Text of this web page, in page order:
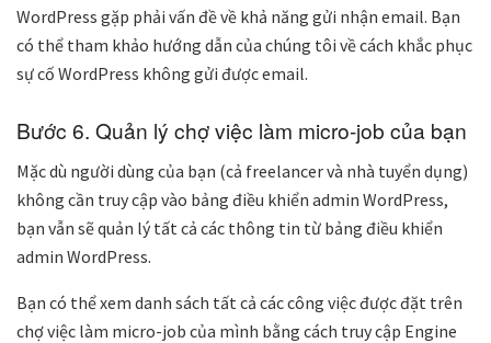
WordPress gặp phải vấn đề về khả năng gửi nhận email. Bạn
có thể tham khảo hướng dẫn của chúng tôi về cách khắc phục
sự cố WordPress không gửi được email.
Bước 6. Quản lý chợ việc làm micro-job của bạn
Mặc dù người dùng của bạn (cả freelancer và nhà tuyển dụng)
không cần truy cập vào bảng điều khiển admin WordPress,
bạn vẫn sẽ quản lý tất cả các thông tin từ bảng điều khiển
admin WordPress.
Bạn có thể xem danh sách tất cả các công việc được đặt trên
chợ việc làm micro-job của mình bằng cách truy cập Engine